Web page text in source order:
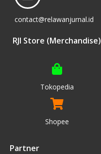
contact@relawanjurnal.id
RJI Store (Merchandise)
Tokopedia
Shopee
Partner